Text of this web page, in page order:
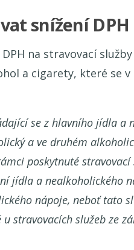
snížení DPH
na stravovací služby
a cigarety, které se
se z hlavního jídla a
a ve druhém
poskytnuté stravovací
jídla a nealkoholického
nápoje, neboť tato
stravovacích služeb ze